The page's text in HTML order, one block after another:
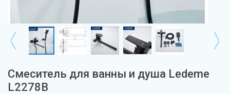
Смеситель для ванны и душа Ledeme
L2278B